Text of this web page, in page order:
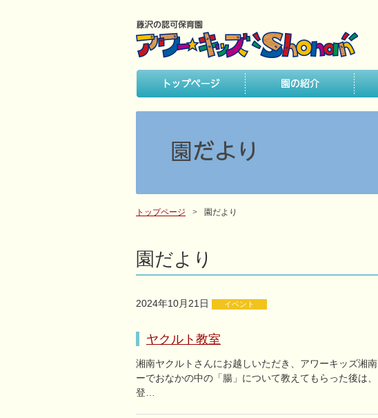
トップページ 園だより
園だより
2024年10月21日 イベント
ヤクルト教室
湘南ヤクルトさんにお越しいただき、アワーキッズ湘
ーでおなかの中の「腸」について教えてもらった後
登…